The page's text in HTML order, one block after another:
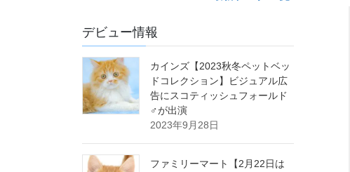
デビュー情報
カインズ【2023秋冬ペットベッ
ドコレクション】ビジュアル広
告にスコティッシュフォールド
♂が出演
2023年9月28日
ファミリーマート【2月22日は